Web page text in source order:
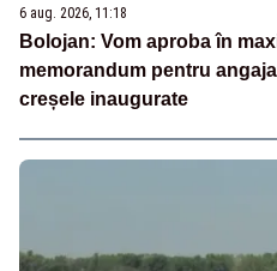
6 aug. 2026, 11:18
Bolojan: Vom aproba în
memorandum pentru
creșele inaugurate